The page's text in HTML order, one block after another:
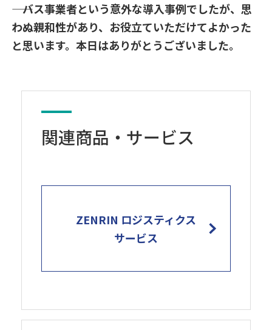
―― バス事業者という意外な導入事例でしたが、思
わぬ親和性があり、お役立ていただけてよかった
と思います。本日はありがとうございました。
関連商品・サービス
ZENRIN ロジスティクス
サービス